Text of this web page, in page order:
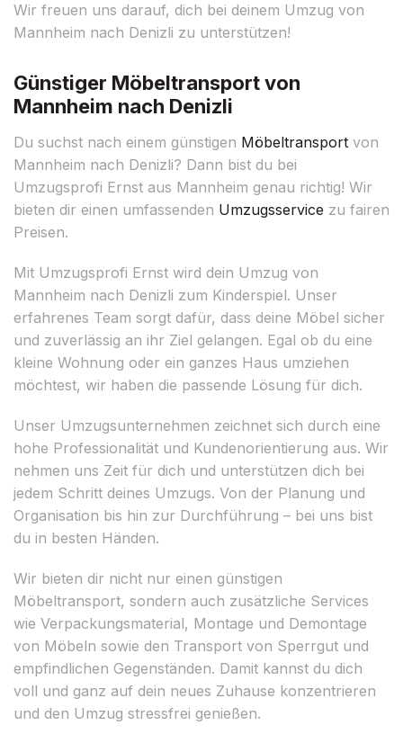
Wir freuen uns darauf, dich bei deinem Umzug von
Mannheim nach Denizli zu unterstützen!
Günstiger Möbeltransport von
Mannheim nach Denizli
Du suchst nach einem günstigen Möbeltransport von
Mannheim nach Denizli? Dann bist du bei
Umzugsprofi Ernst aus Mannheim genau richtig! Wir
bieten dir einen umfassenden Umzugsservice zu fairen
Preisen.
Mit Umzugsprofi Ernst wird dein Umzug von
Mannheim nach Denizli zum Kinderspiel. Unser
erfahrenes Team sorgt dafür, dass deine Möbel sicher
und zuverlässig an ihr Ziel gelangen. Egal ob du eine
kleine Wohnung oder ein ganzes Haus umziehen
möchtest, wir haben die passende Lösung für dich.
Unser Umzugsunternehmen zeichnet sich durch eine
hohe Professionalität und Kundenorientierung aus. Wir
nehmen uns Zeit für dich und unterstützen dich bei
jedem Schritt deines Umzugs. Von der Planung und
Organisation bis hin zur Durchführung – bei uns bist
du in besten Händen.
Wir bieten dir nicht nur einen günstigen
Möbeltransport, sondern auch zusätzliche Services
wie Verpackungsmaterial, Montage und Demontage
von Möbeln sowie den Transport von Sperrgut und
empfindlichen Gegenständen. Damit kannst du dich
voll und ganz auf dein neues Zuhause konzentrieren
und den Umzug stressfrei genießen.